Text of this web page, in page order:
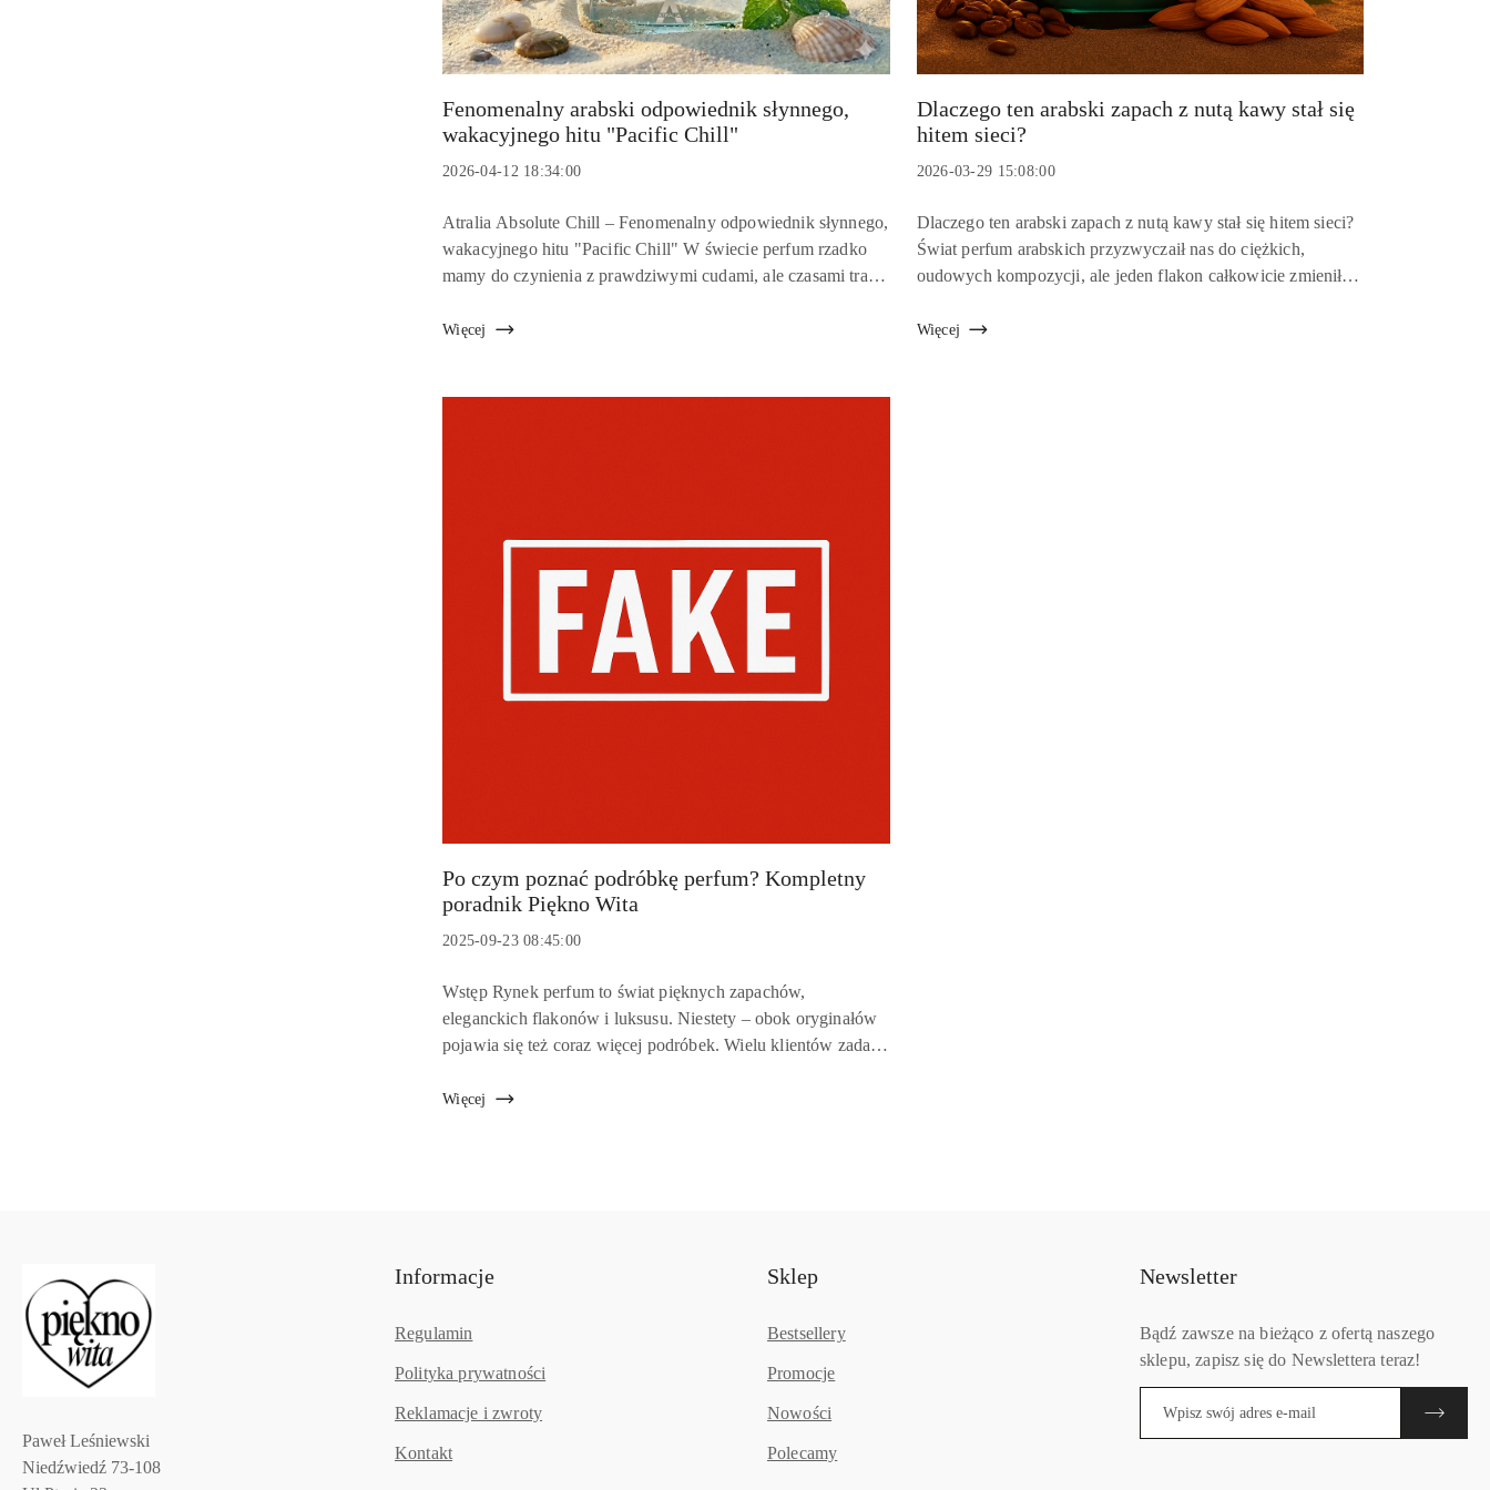
Tytuł
artykułu:
Fenomenalny arabski odpowiednik słynnego,
wakacyjnego hitu "Pacific Chill"
Data
2026-04-12 18:34:00
Treść
artykułu:
Atralia Absolute Chill – Fenomenalny odpowiednik słynnego,
wakacyjnego hitu "Pacific Chill" W świecie perfum rzadko
mamy do czynienia z prawdziwymi cudami, ale czasami trafia
logotyp...
Więcej
Tytuł
artykułu:
Dlaczego ten arabski zapach z nutą kawy stał się
hitem sieci?
Data
2026-03-29 15:08:00
Treść
artykułu:
Dlaczego ten arabski zapach z nutą kawy stał się hitem sieci?
Świat perfum arabskich przyzwyczaił nas do ciężkich,
oudowych kompozycji, ale jeden flakon całkowicie zmienił
społecznościowe, of...
Więcej
Tytuł
artykułu:
Po czym poznać podróbkę perfum? Kompletny
poradnik Piękno Wita
Data
2025-09-23 08:45:00
Treść
artykułu:
Wstęp Rynek perfum to świat pięknych zapachów,
eleganckich flakonów i luksusu. Niestety – obok oryginałów
pojawia się też coraz więcej podróbek. Wielu klientów zadaje
Więcej
Paweł Leśniewski
Niedźwiedź 73-108
Informacje
Regulamin
Polityka prywatności
Reklamacje i zwroty
Kontakt
Sklep
Bestsellery
Promocje
Nowości
Polecamy
Newsletter
Bądź zawsze na bieżąco z ofertą naszego
sklepu, zapisz się do Newslettera teraz!